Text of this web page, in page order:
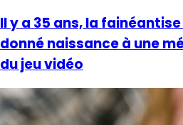
Il y a 35 ans, la
donné naissance à une
du jeu vidéo